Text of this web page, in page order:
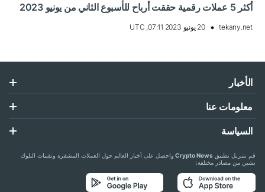
أكثر 5 عملات رقمية حققت أرباح للأسبوع الثاني من يونيو 2023
tekany.net 20 يونيو 2023 07:11, UTC
الأخبار
معلومات عنا
السياسة
قم بتنزيل تطبيق Crypto News واحصل على أخبار العالم حول العملات المشفرة وتقنيات البلوك
تشين من مصادر مختلفة: